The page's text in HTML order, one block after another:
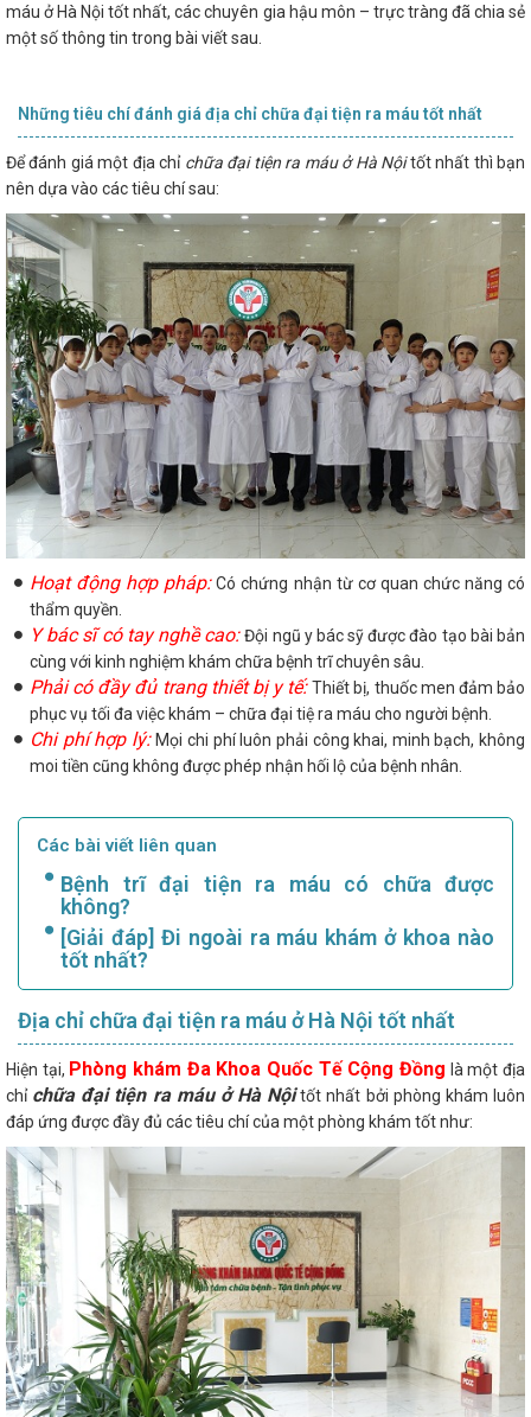
máu ở Hà Nội tốt nhất, các chuyên gia hậu môn – trực tràng đã chia sẻ
một số thông tin trong bài viết sau.
Những tiêu chí đánh giá địa chỉ chữa đại tiện ra máu tốt nhất
Để đánh giá một địa chỉ chữa đại tiện ra máu ở Hà Nộitốt nhất thì bạn
nên dựa vào các tiêu chí sau:
Hoạt động hợp pháp:Có chứng nhận từ cơ quan chức năng có
thẩm quyền.
Y bác sĩ có tay nghề cao:Đội ngũ y bác sỹ được đào tạo bài bản
cùng với kinh nghiệm khám chữa bệnh trĩ chuyên sâu.
Phải có đầy đủ trang thiết bị y tế:Thiết bị, thuốc men đảm bảo
phục vụ tối đa việc khám – chữa đại tiệ ra máu cho người bệnh.
Chi phí hợp lý:Mọi chi phí luôn phải công khai, minh bạch, không
moi tiền cũng không được phép nhận hối lộ của bệnh nhân.
Các bài viết liên quan
Bệnh trĩ đại tiện ra máu có chữa được
không?
[Giải đáp] Đi ngoài ra máu khám ở khoa nào
tốt nhất?
Địa chỉ chữa đại tiện ra máu ở Hà Nội tốt nhất
Hiện tại, Phòng khám Đa Khoa Quốc Tế Cộng Đồng là một địa
chỉ chữa đại tiện ra máu ở Hà Nộitốt nhất bởi phòng khám luôn
đáp ứng được đầy đủ các tiêu chí của một phòng khám tốt như: